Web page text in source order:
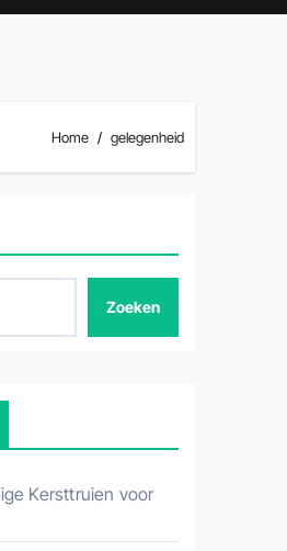
Home gelegenheid
Zoeken
Kersttruien voor